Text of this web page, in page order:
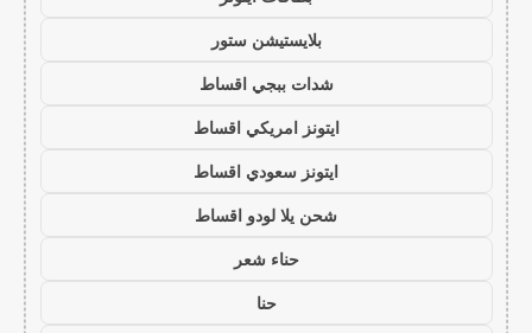
بلايستيشن ستور
شدات ببجي اقساط
ايتونز امريكي اقساط
ايتونز سعودي اقساط
شحن يلا لودو اقساط
حناء شعر
حنا